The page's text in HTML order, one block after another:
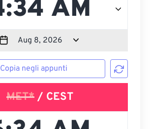
Copia negli appunti
MET* / CEST